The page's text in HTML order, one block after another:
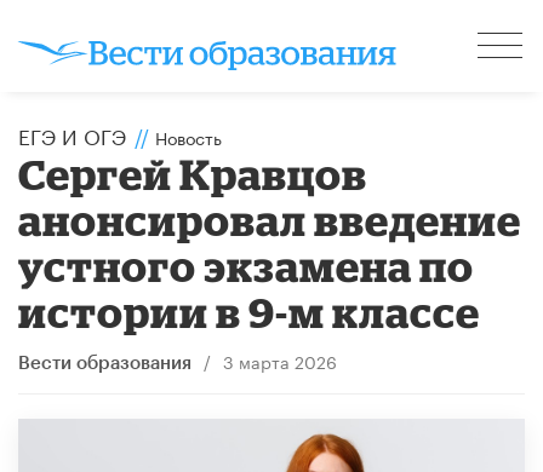
ЕГЭ И ОГЭ // Новость
Сергей Кравцов
анонсировал введение
устного экзамена по
истории в 9-м классе
Вести образования / 3 марта 2026